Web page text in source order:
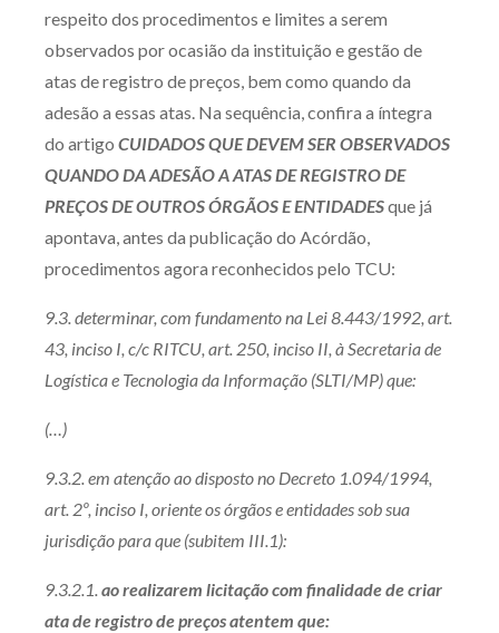
respeito dos procedimentos e limites a serem
observados por ocasião da instituição e gestão de
atas de registro de preços, bem como quando da
adesão a essas atas. Na sequência, confira a íntegra
do artigo CUIDADOS QUE DEVEM SER OBSERVADOS
QUANDO DA ADESÃO A ATAS DE REGISTRO DE
PREÇOS DE OUTROS ÓRGÃOS E ENTIDADESque já
apontava, antes da publicação do Acórdão,
procedimentos agora reconhecidos pelo TCU:
9.3. determinar, com fundamento na Lei 8.443/1992, art.
43, inciso I, c/c RITCU, art. 250, inciso II, à Secretaria de
Logística e Tecnologia da Informação (SLTI/MP) que:
(…)
9.3.2. em atenção ao disposto no Decreto 1.094/1994,
art. 2º, inciso I, oriente os órgãos e entidades sob sua
jurisdição para que (subitem III.1):
9.3.2.1.ao realizarem licitação com finalidade de criar
ata de registro de preços atentem que: